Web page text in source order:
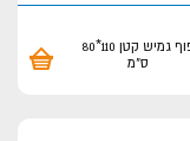
פוף גמיש קטן 110*80
ס"מ